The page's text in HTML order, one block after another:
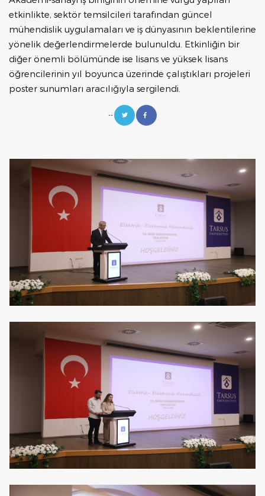
etkinlikte, sektör temsilcileri tarafından güncel
mühendislik uygulamaları ve iş dünyasının beklentilerine
yönelik değerlendirmelerde bulunuldu. Etkinliğin bir
diğer önemli bölümünde ise lisans ve yüksek lisans
öğrencilerinin yıl boyunca üzerinde çalıştıkları projeleri
poster sunumları aracılığıyla sergilendi.
--